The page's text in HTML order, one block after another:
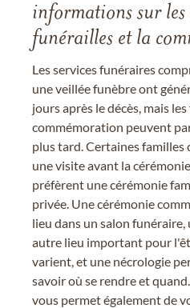
informations sur les
funérailles et la
Les services funéraires
une veillée funèbre ont
jours après le décès, mais
commémoration peuvent
plus tard. Certaines
une visite avant la
préfèrent une cérémonie
privée. Une cérémonie
lieu dans un salon
autre lieu important pour
varient, et une nécrologie
savoir où se rendre et
vous permet également de